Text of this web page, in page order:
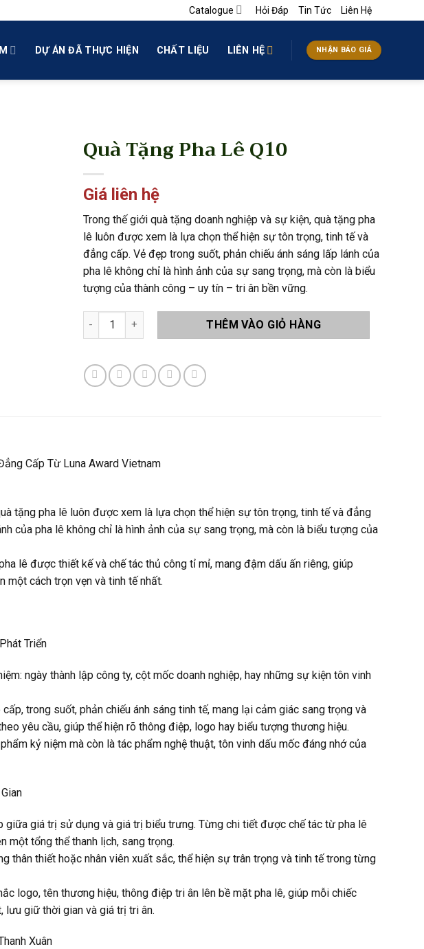
Catalogue Hỏi Đáp Tin Tức Liên Hệ
DỰ ÁN ĐÃ THỰC HIỆN CHẤT LIỆU LIÊN HỆ NHẬN BÁO GIÁ
Quà Tặng Pha Lê Q10
Giá liên hệ
Trong thế giới quà tặng doanh nghiệp và sự kiện, quà tặng pha
lê luôn được xem là lựa chọn thể hiện sự tôn trọng, tinh tế và
đẳng cấp. Vẻ đẹp trong suốt, phản chiếu ánh sáng lấp lánh của
pha lê không chỉ là hình ảnh của sự sang trọng, mà còn là biểu
tượng của thành công – uy tín – tri ân bền vững.
Quà Tặng Pha Lê Q10 số lượngTHÊM VÀO GIỎ HÀNG
Cấp Từ Luna Award Vietnam
tặng pha lê luôn được xem là lựa chọn thể hiện sự tôn trọng, tinh tế và đẳng
của pha lê không chỉ là hình ảnh của sự sang trọng, mà còn là biểu tượng của
lê được thiết kế và chế tác thủ công tỉ mỉ, mang đậm dấu ấn riêng, giúp
một cách trọn vẹn và tinh tế nhất.
Triển
ngày thành lập công ty, cột mốc doanh nghiệp, hay những sự kiện tôn vinh
trong suốt, phản chiếu ánh sáng tinh tế, mang lại cảm giác sang trọng và
yêu cầu, giúp thể hiện rõ thông điệp, logo hay biểu tượng thương hiệu.
kỷ niệm mà còn là tác phẩm nghệ thuật, tôn vinh dấu mốc đáng nhớ của
giá trị sử dụng và giá trị biểu trưng. Từng chi tiết được chế tác từ pha lê
một tổng thể thanh lịch, sang trọng.
thân thiết hoặc nhân viên xuất sắc, thể hiện sự trân trọng và tinh tế trong từng
logo, tên thương hiệu, thông điệp tri ân lên bề mặt pha lê, giúp mỗi chiếc
lưu giữ thời gian và giá trị tri ân.
Xuân